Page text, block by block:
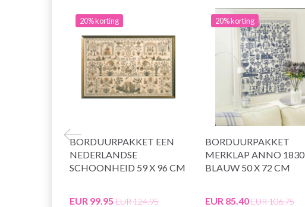
20% korting
BORDUURPAKKET EEN
NEDERLANDSE
SCHOONHEID 59 X 96 CM
EUR 99.95 EUR 124.95
20% korting
BORDUURPAKKET
MERKLAP ANNO 1830
BLAUW 50 X 72 CM
EUR 85.40EUR 106.75